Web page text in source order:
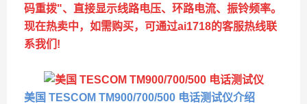
码重拨"、直接显示线路电压、环路电流、振铃频率。
现在热卖中，如需购买，可通过ai1718的客服热线联
系我们!
美国 TESCOM TM900/700/500 电话测试仪介绍